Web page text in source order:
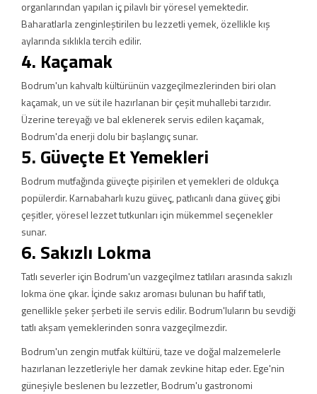
organlarından yapılan iç pilavlı bir yöresel yemektedir.
Baharatlarla zenginleştirilen bu lezzetli yemek, özellikle kış
aylarında sıklıkla tercih edilir.
4. Kaçamak
Bodrum'un kahvaltı kültürünün vazgeçilmezlerinden biri olan
kaçamak, un ve süt ile hazırlanan bir çeşit muhallebi tarzıdır.
Üzerine tereyağı ve bal eklenerek servis edilen kaçamak,
Bodrum'da enerji dolu bir başlangıç sunar.
5. Güveçte Et Yemekleri
Bodrum mutfağında güveçte pişirilen et yemekleri de oldukça
popülerdir. Karnabaharlı kuzu güveç, patlıcanlı dana güveç gibi
çeşitler, yöresel lezzet tutkunları için mükemmel seçenekler
sunar.
6. Sakızlı Lokma
Tatlı severler için Bodrum'un vazgeçilmez tatlıları arasında sakızlı
lokma öne çıkar. İçinde sakız aroması bulunan bu hafif tatlı,
genellikle şeker şerbeti ile servis edilir. Bodrum'luların bu sevdiği
tatlı akşam yemeklerinden sonra vazgeçilmezdir.
Bodrum'un zengin mutfak kültürü, taze ve doğal malzemelerle
hazırlanan lezzetleriyle her damak zevkine hitap eder. Ege'nin
güneşiyle beslenen bu lezzetler, Bodrum'u gastronomi